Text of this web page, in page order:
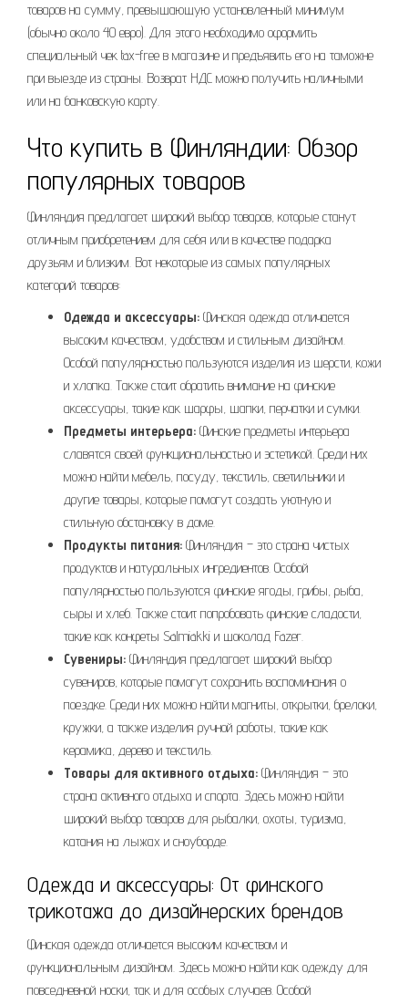
товаров на сумму, превышающую установленный минимум
(обычно около 40 евро). Для этого необходимо оформить
специальный чек tax-free в магазине и предъявить его на таможне
при выезде из страны. Возврат НДС можно получить наличными
или на банковскую карту.
Что купить в Финляндии: Обзор
популярных товаров
Финляндия предлагает широкий выбор товаров, которые станут
отличным приобретением для себя или в качестве подарка
друзьям и близким. Вот некоторые из самых популярных
категорий товаров:
Одежда и аксессуары: Финская одежда отличается
высоким качеством, удобством и стильным дизайном.
Особой популярностью пользуются изделия из шерсти, кожи
и хлопка. Также стоит обратить внимание на финские
аксессуары, такие как шарфы, шапки, перчатки и сумки.
Предметы интерьера: Финские предметы интерьера
славятся своей функциональностью и эстетикой. Среди них
можно найти мебель, посуду, текстиль, светильники и
другие товары, которые помогут создать уютную и
стильную обстановку в доме.
Продукты питания: Финляндия – это страна чистых
продуктов и натуральных ингредиентов. Особой
популярностью пользуются финские ягоды, грибы, рыба,
сыры и хлеб. Также стоит попробовать финские сладости,
такие как конфеты Salmiakki и шоколад Fazer.
Сувениры: Финляндия предлагает широкий выбор
сувениров, которые помогут сохранить воспоминания о
поездке. Среди них можно найти магниты, открытки, брелоки,
кружки, а также изделия ручной работы, такие как
керамика, дерево и текстиль.
Товары для активного отдыха: Финляндия – это
страна активного отдыха и спорта. Здесь можно найти
широкий выбор товаров для рыбалки, охоты, туризма,
катания на лыжах и сноуборде.
Одежда и аксессуары: От финского
трикотажа до дизайнерских брендов
Финская одежда отличается высоким качеством и
функциональным дизайном. Здесь можно найти как одежду для
повседневной носки, так и для особых случаев. Особой